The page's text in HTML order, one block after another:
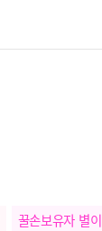
꿀손보유자 별이